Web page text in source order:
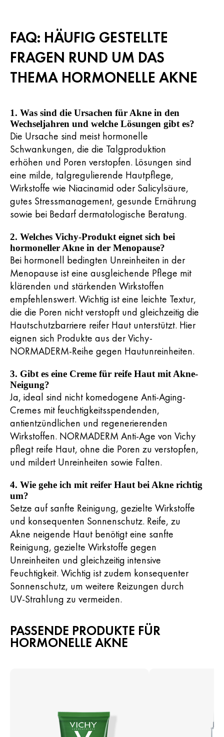
FAQ: HÄUFIG GESTELLTE
FRAGEN RUND UM DAS
THEMA HORMONELLE AKNE
1. Was sind die Ursachen für Akne in den
Wechseljahren und welche Lösungen gibt es?
Die Ursache sind meist hormonelle
Schwankungen, die die Talgproduktion
erhöhen und Poren verstopfen. Lösungen sind
eine milde, talgregulierende Hautpflege,
Wirkstoffe wie Niacinamid oder Salicylsäure,
gutes Stressmanagement, gesunde Ernährung
sowie bei Bedarf dermatologische Beratung.
2. Welches Vichy-Produkt eignet sich bei
hormoneller Akne in der Menopause?
Bei hormonell bedingten Unreinheiten in der
Menopause ist eine ausgleichende Pflege mit
klärenden und stärkenden Wirkstoffen
empfehlenswert. Wichtig ist eine leichte Textur,
die die Poren nicht verstopft und gleichzeitig die
Hautschutzbarriere reifer Haut unterstützt. Hier
eignen sich Produkte aus der Vichy-
NORMADERM-Reihe gegen Hautunreinheiten.
3. Gibt es eine Creme für reife Haut mit Akne-
Neigung?
Ja, ideal sind nicht komedogene Anti-Aging-
Cremes mit feuchtigkeitsspendenden,
antientzündlichen und regenerierenden
Wirkstoffen. NORMADERM Anti-Age von Vichy
pflegt reife Haut, ohne die Poren zu verstopfen,
und mildert Unreinheiten sowie Falten.
4. Wie gehe ich mit reifer Haut bei Akne richtig
um?
Setze auf sanfte Reinigung, gezielte Wirkstoffe
und konsequenten Sonnenschutz. Reife, zu
Akne neigende Haut benötigt eine sanfte
Reinigung, gezielte Wirkstoffe gegen
Unreinheiten und gleichzeitig intensive
Feuchtigkeit. Wichtig ist zudem konsequenter
Sonnenschutz, um weitere Reizungen durch
UV-Strahlung zu vermeiden.
PASSENDE PRODUKTE FÜR
HORMONELLE AKNE